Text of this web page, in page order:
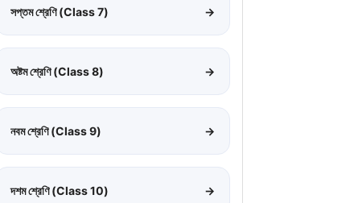
সপ্তম শ্রেণি (Class 7) →
অষ্টম শ্রেণি (Class 8) →
নবম শ্রেণি (Class 9) →
দশম শ্রেণি (Class 10) →